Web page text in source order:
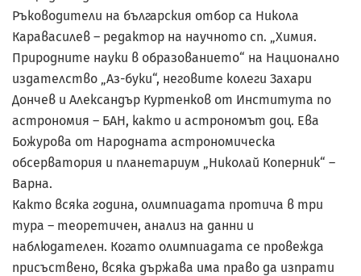
Ръководители на българския отбор са Никола
Каравасилев – редактор на научното сп. „Химия.
Природните науки в образованието“ на Национално
издателство „Аз-буки“, неговите колеги Захари
Дончев и Александър Куртенков от Института по
астрономия – БАН, както и астрономът доц. Ева
Божурова от Народната астрономическа
обсерватория и планетариум „Николай Коперник“ –
Варна.
Както всяка година, олимпиадата протича в три
тура – теоретичен, анализ на данни и
наблюдателен. Когато олимпиадата се провежда
присъствено, всяка държава има право да изпрати